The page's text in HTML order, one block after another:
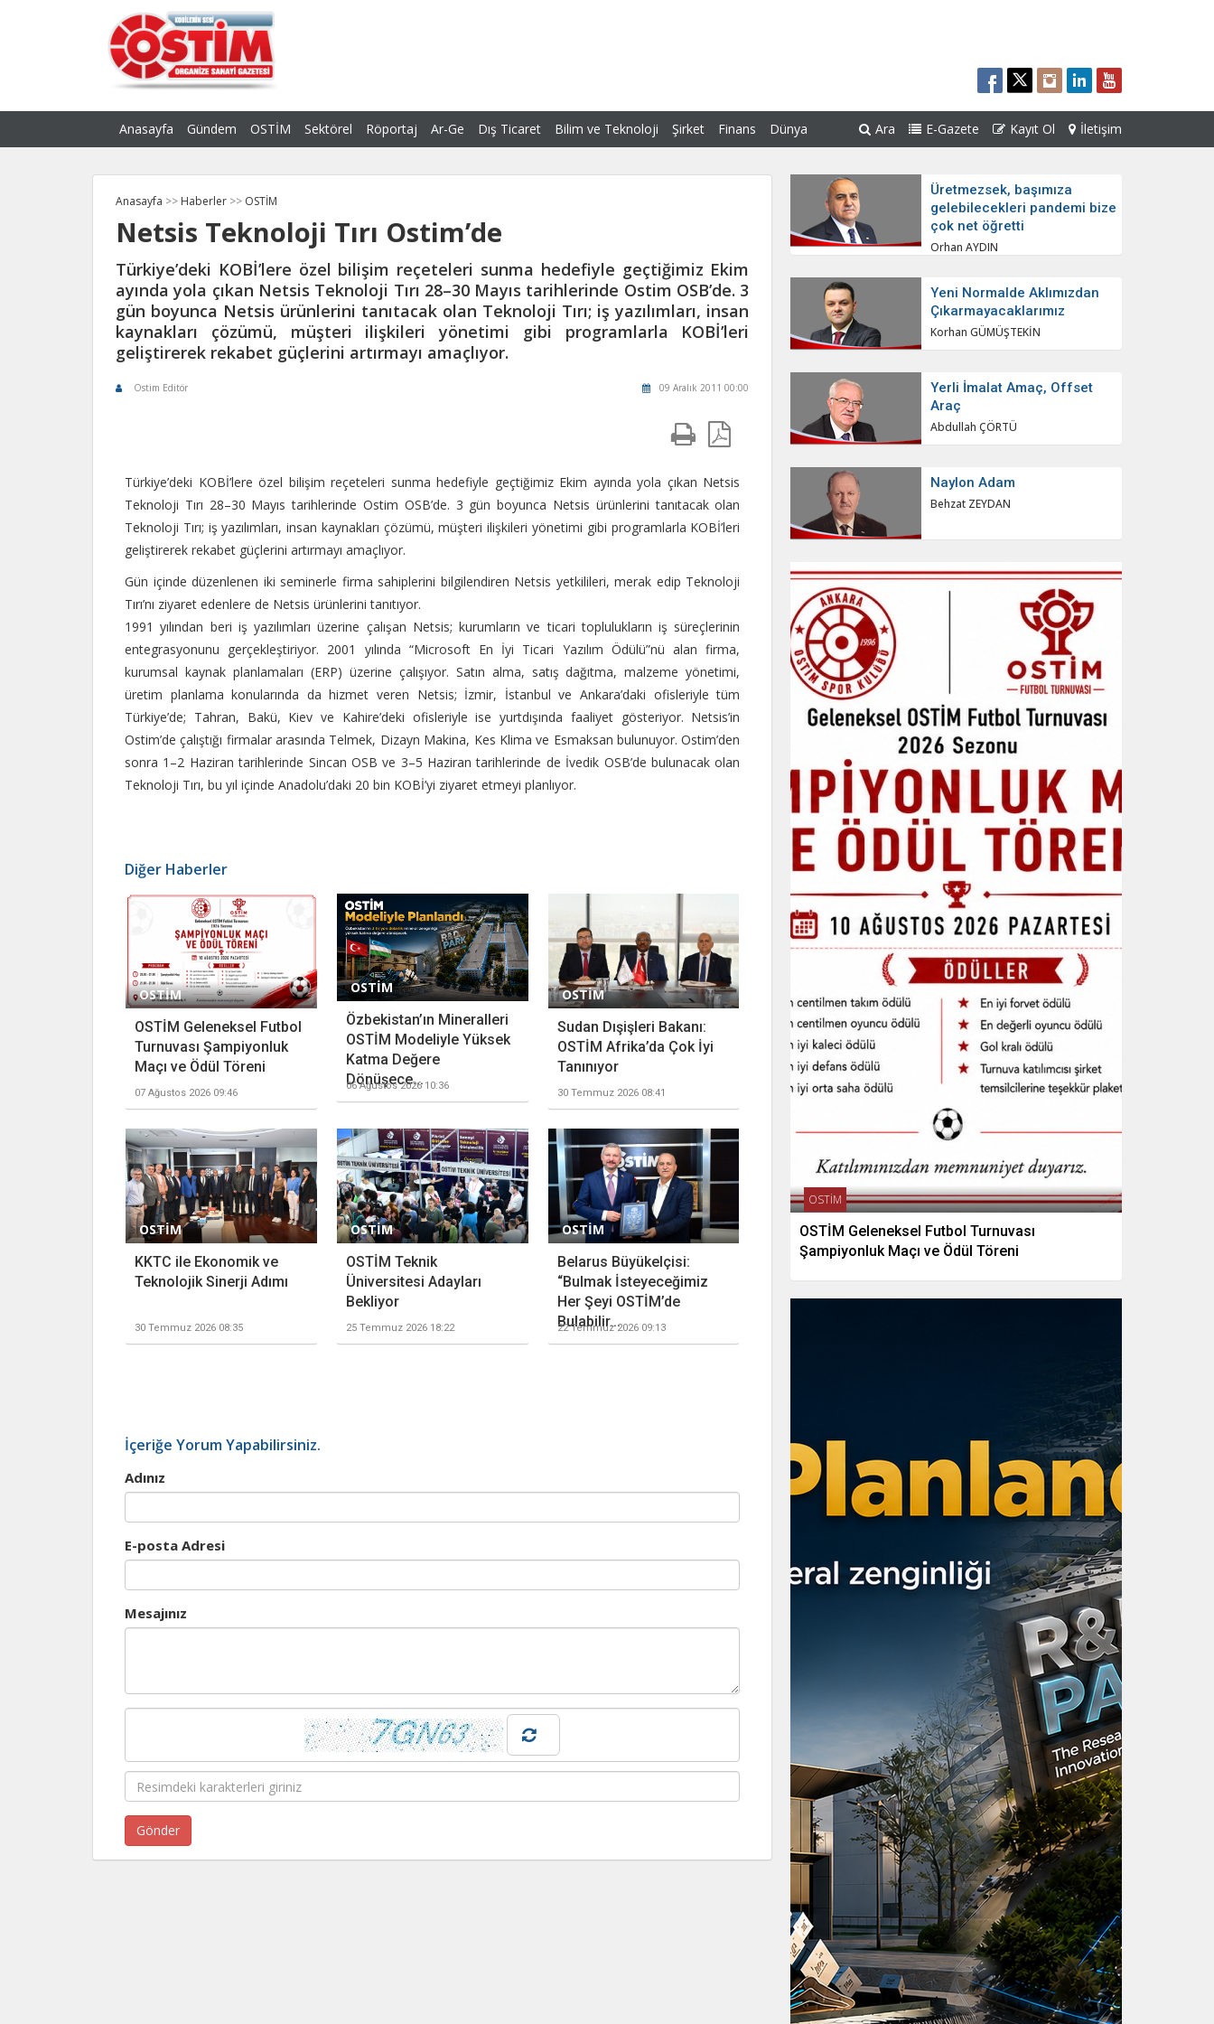
Anasayfa Gündem OSTİM Sektörel Röportaj Ar-Ge Dış Ticaret Bilim ve Teknoloji Şirket Finans Dünya Ara E-Gazete Kayıt Ol İletişim
Anasayfa >> Haberler >> OSTİM
Netsis Teknoloji Tırı Ostim’de
Türkiye’deki KOBİ’lere özel bilişim reçeteleri sunma hedefiyle geçtiğimiz Ekim
ayında yola çıkan Netsis Teknoloji Tırı 28–30 Mayıs tarihlerinde Ostim OSB’de. 3
gün boyunca Netsis ürünlerini tanıtacak olan Teknoloji Tırı; iş yazılımları, insan
kaynakları çözümü, müşteri ilişkileri yönetimi gibi programlarla KOBİ’leri
geliştirerek rekabet güçlerini artırmayı amaçlıyor.
Ostim Editör 09 Aralık 2011 00:00
Türkiye’deki KOBİ’lere özel bilişim reçeteleri sunma hedefiyle geçtiğimiz Ekim ayında yola çıkan Netsis
Teknoloji Tırı 28–30 Mayıs tarihlerinde Ostim OSB’de. 3 gün boyunca Netsis ürünlerini tanıtacak olan
Teknoloji Tırı; iş yazılımları, insan kaynakları çözümü, müşteri ilişkileri yönetimi gibi programlarla KOBİ’leri
geliştirerek rekabet güçlerini artırmayı amaçlıyor.
Gün içinde düzenlenen iki seminerle firma sahiplerini bilgilendiren Netsis yetkilileri, merak edip Teknoloji
Tırı’nı ziyaret edenlere de Netsis ürünlerini tanıtıyor.
1991 yılından beri iş yazılımları üzerine çalışan Netsis; kurumların ve ticari toplulukların iş süreçlerinin
entegrasyonunu gerçekleştiriyor. 2001 yılında “Microsoft En İyi Ticari Yazılım Ödülü”nü alan firma,
kurumsal kaynak planlamaları (ERP) üzerine çalışıyor. Satın alma, satış dağıtma, malzeme yönetimi,
üretim planlama konularında da hizmet veren Netsis; İzmir, İstanbul ve Ankara’daki ofisleriyle tüm
Türkiye’de; Tahran, Bakü, Kiev ve Kahire’deki ofisleriyle ise yurtdışında faaliyet gösteriyor. Netsis’in
Ostim’de çalıştığı firmalar arasında Telmek, Dizayn Makina, Kes Klima ve Esmaksan bulunuyor. Ostim’den
sonra 1–2 Haziran tarihlerinde Sincan OSB ve 3–5 Haziran tarihlerinde de İvedik OSB’de bulunacak olan
Teknoloji Tırı, bu yıl içinde Anadolu’daki 20 bin KOBİ’yi ziyaret etmeyi planlıyor.
Diğer Haberler
OSTİM
OSTİM Geleneksel Futbol
Turnuvası Şampiyonluk
Maçı ve Ödül Töreni
07 Ağustos 2026 09:46
OSTİM
Özbekistan’ın Mineralleri
OSTİM Modeliyle Yüksek
Katma Değere
Dönüşece...
06 Ağustos 2026 10:36
OSTİM
Sudan Dışişleri Bakanı:
OSTİM Afrika’da Çok İyi
Tanınıyor
30 Temmuz 2026 08:41
OSTİM
KKTC ile Ekonomik ve
Teknolojik Sinerji Adımı
30 Temmuz 2026 08:35
OSTİM
OSTİM Teknik
Üniversitesi Adayları
Bekliyor
25 Temmuz 2026 18:22
OSTİM
Belarus Büyükelçisi:
“Bulmak İsteyeceğimiz
Her Şeyi OSTİM’de
Bulabilir...
22 Temmuz 2026 09:13
İçeriğe Yorum Yapabilirsiniz.
Adınız
E-posta Adresi
Mesajınız
Üretmezsek, başımıza
gelebilecekleri pandemi bize
çok net öğretti
Orhan AYDIN
Yeni Normalde Aklımızdan
Çıkarmayacaklarımız
Korhan GÜMÜŞTEKİN
Yerli İmalat Amaç, Offset
Araç
Abdullah ÇÖRTÜ
Naylon Adam
Behzat ZEYDAN
OSTİM
OSTİM Geleneksel Futbol Turnuvası
Şampiyonluk Maçı ve Ödül Töreni